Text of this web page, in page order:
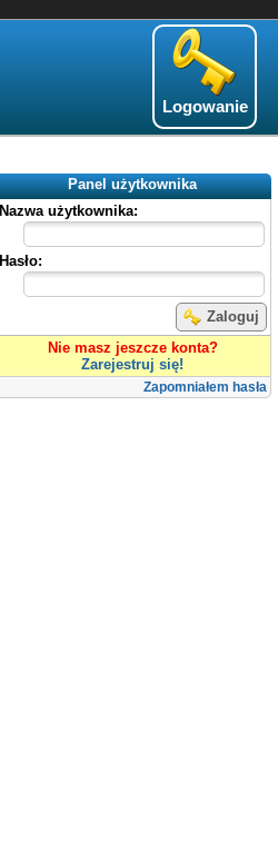
Logowanie
Panel użytkownika
Nazwa użytkownika:
Hasło:
Zaloguj
Nie masz jeszcze konta?
Zarejestruj się!
Zapomniałem hasła